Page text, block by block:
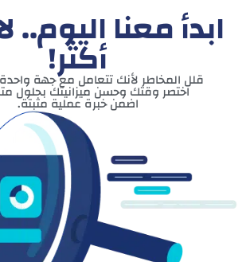
ابدأ معنا اليوم..
أكثر!
قلل المخاطر لأنك تتعامل مع جهة
اختصر وقتك وحسن ميزانيتك بحلول
اضمن خبرة عملية مثبتة.